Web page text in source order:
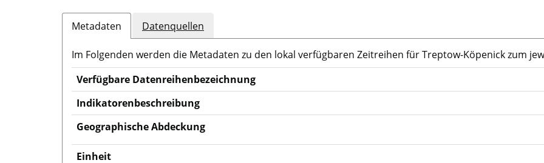
Metadaten Datenquellen
Im Folgenden werden die Metadaten zu den lokal verfügbaren Zeitreihen für Treptow-Köpenick zum
Verfügbare Datenreihenbezeichnung
Indikatorenbeschreibung
Geographische Abdeckung
Einheit